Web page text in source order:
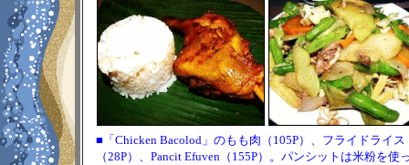
■「Chicken Bacolod」のもも肉（105P）、フライドライス
（28P）、Pancit Efuven（155P）。パンシットは米粉を使